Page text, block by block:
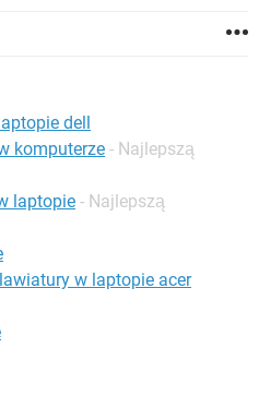
dell
komputerze - Najlepszą
laptopie - Najlepszą
w laptopie acer